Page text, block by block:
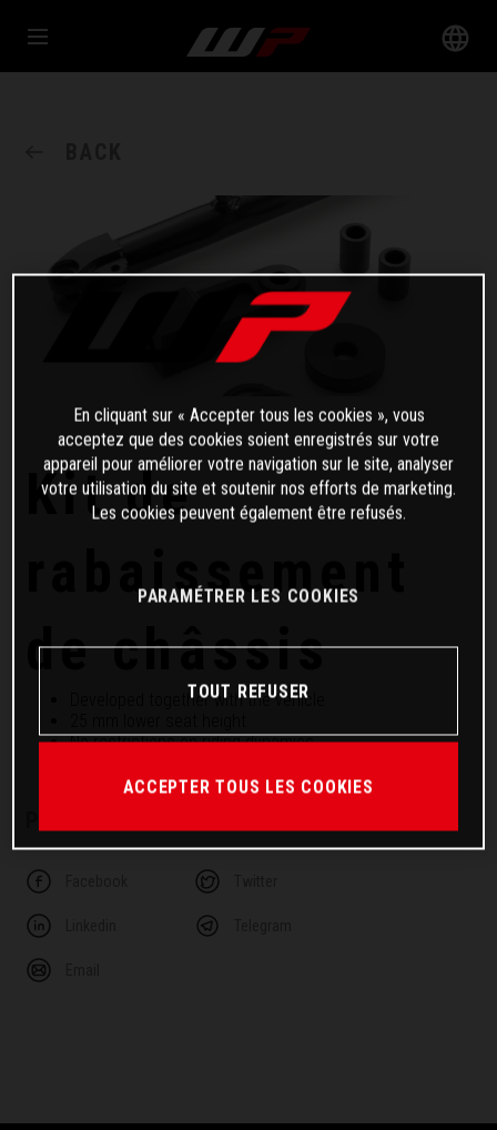
Kit de
rabaissement
de châssis
Developed together with the vehicle
No restrictions on riding dynamics
En cliquant sur « Accepter tous les cookies », vous
acceptez que des cookies soient enregistrés sur votre
appareil pour améliorer votre navigation sur le site, analyser
votre utilisation du site et soutenir nos efforts de marketing.
Les cookies peuvent également être refusés.
PARAMÉTRER LES COOKIES
TOUT REFUSER
ACCEPTER TOUS LES COOKIES